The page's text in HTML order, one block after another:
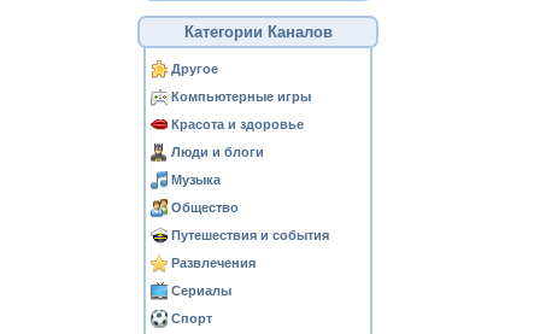
Категории Каналов
Другое
Компьютерные игры
Красота и здоровье
Люди и блоги
Музыка
Общество
Путешествия и события
Развлечения
Сериалы
Спорт